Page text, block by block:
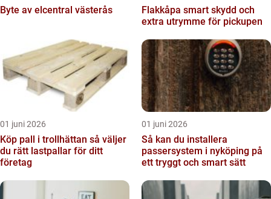
Byte av elcentral västerås
Flakkåpa smart skydd och
extra utrymme för pickupen
01 juni 2026
Köp pall i trollhättan så väljer
du rätt lastpallar för ditt
företag
01 juni 2026
Så kan du installera
passersystem i nyköping på
ett tryggt och smart sätt